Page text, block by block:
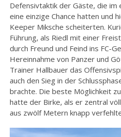
Defensivtaktik der Gäste, die im
eine einzige Chance hatten und
Keeper Miksche scheiterten.
Führung, als Riedl mit einer
durch Freund und Feind ins FC-
Hereinnahme von Panzer und
Trainer Hallbauer das
auch den Sieg in der
brachte. Die beste Möglichkeit
hatte der Birke, als er zentral
aus zwölf Metern knapp